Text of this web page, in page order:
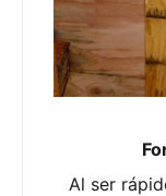
Al ser